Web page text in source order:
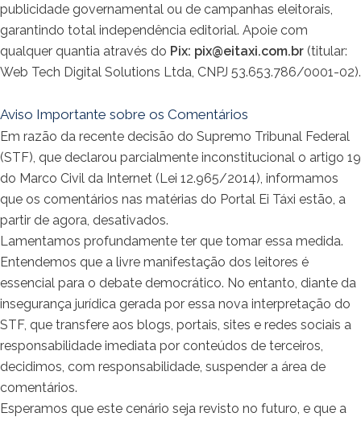
publicidade governamental ou de campanhas eleitorais,
garantindo total independência editorial. Apoie com
qualquer quantia através do Pix: pix@eitaxi.com.br (titular:
Web Tech Digital Solutions Ltda, CNPJ 53.653.786/0001-02).
Aviso Importante sobre os Comentários
Em razão da recente decisão do Supremo Tribunal Federal
(STF), que declarou parcialmente inconstitucional o artigo 19
do Marco Civil da Internet (Lei 12.965/2014), informamos
que os comentários nas matérias do Portal Ei Táxi estão, a
partir de agora, desativados.
Lamentamos profundamente ter que tomar essa medida.
Entendemos que a livre manifestação dos leitores é
essencial para o debate democrático. No entanto, diante da
insegurança jurídica gerada por essa nova interpretação do
STF, que transfere aos blogs, portais, sites e redes sociais a
responsabilidade imediata por conteúdos de terceiros,
decidimos, com responsabilidade, suspender a área de
comentários.
Esperamos que este cenário seja revisto no futuro, e que a